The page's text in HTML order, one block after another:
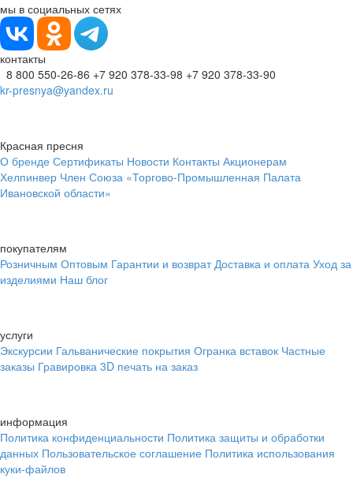
мы в социальных сетях
контакты
8 800 550-26-86 +7 920 378-33-98 +7 920 378-33-90
kr-presnya@yandex.ru
Красная пресня
О бренде Сертификаты Новости Контакты Акционерам
Хелпинвер Член Союза «Торгово-Промышленная Палата
Ивановской области»
покупателям
Розничным Оптовым Гарантии и возврат Доставка и оплата Уход за
изделиями Наш блог
услуги
Экскурсии Гальванические покрытия Огранка вставок Частные
заказы Гравировка 3D печать на заказ
информация
Политика конфиденциальности Политика защиты и обработки
данных Пользовательское соглашение Политика использования
куки-файлов